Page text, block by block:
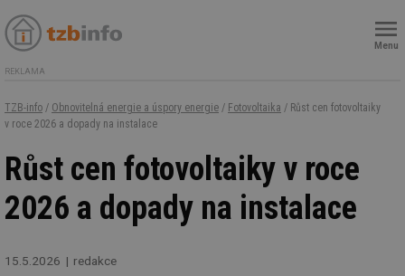
Menu
REKLAMA
TZB-info / Obnovitelná energie a úspory energie / Fotovoltaika / Růst cen fotovoltaiky
v roce 2026 a dopady na instalace
Růst cen fotovoltaiky v roce
2026 a dopady na instalace
15.5.2026 redakce